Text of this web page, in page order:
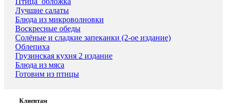
Лучшие салаты
Блюда из микроволновки
Воскресные обеды
Солёные и сладкие запеканки (2-ое издание)
Облепиха
Грузинская кухня 2 издание
Блюда из мяса
Готовим из птицы
Клиентам